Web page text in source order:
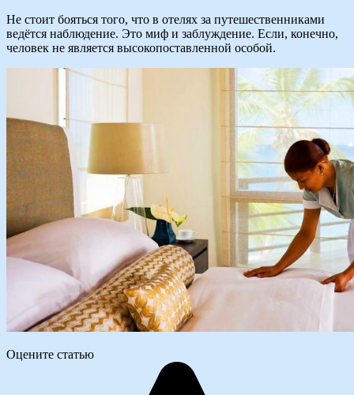
Не стоит бояться того, что в отелях за путешественниками
ведётся наблюдение. Это миф и заблуждение. Если, конечно,
человек не является высокопоставленной особой.
Оцените статью